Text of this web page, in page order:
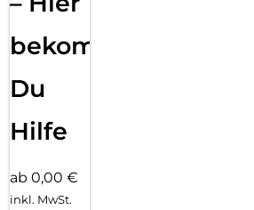
bekommst
Du
Hilfe
ab 0,00 €
inkl. MwSt.